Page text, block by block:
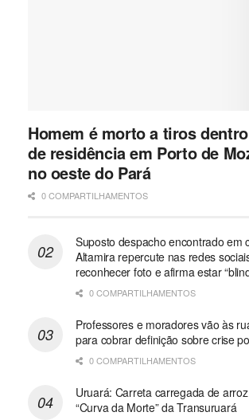
Homem é morto a tiros dentro
de residência em Porto de
no oeste do Pará
0 COMPARTILHAMENTOS
Suposto despacho encontrado em
Altamira repercute nas redes
reconhecer foto e afirma estar
0 COMPARTILHAMENTOS
Professores e moradores vão às
para cobrar definição sobre crise
0 COMPARTILHAMENTOS
Uruará: Carreta carregada de
“Curva da Morte” da Transuruará